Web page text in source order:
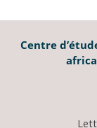
Centre